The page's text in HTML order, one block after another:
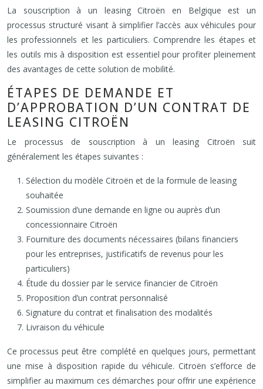
La souscription à un leasing Citroën en Belgique est un
processus structuré visant à simplifier l’accès aux véhicules pour
les professionnels et les particuliers. Comprendre les étapes et
les outils mis à disposition est essentiel pour profiter pleinement
des avantages de cette solution de mobilité.
ÉTAPES DE DEMANDE ET
D’APPROBATION D’UN CONTRAT DE
LEASING CITROËN
Le processus de souscription à un leasing Citroën suit
généralement les étapes suivantes :
Sélection du modèle Citroën et de la formule de leasing
souhaitée
Soumission d’une demande en ligne ou auprès d’un
concessionnaire Citroën
Fourniture des documents nécessaires (bilans financiers
pour les entreprises, justificatifs de revenus pour les
particuliers)
Étude du dossier par le service financier de Citroën
Proposition d’un contrat personnalisé
Signature du contrat et finalisation des modalités
Livraison du véhicule
Ce processus peut être complété en quelques jours, permettant
une mise à disposition rapide du véhicule. Citroën s’efforce de
simplifier au maximum ces démarches pour offrir une expérience